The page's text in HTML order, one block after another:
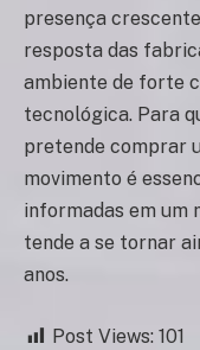
presença
resposta das
ambiente de forte
tecnológica. Para
pretende comprar
movimento é
informadas em um
tende a se tornar
anos.
Post Views: 101